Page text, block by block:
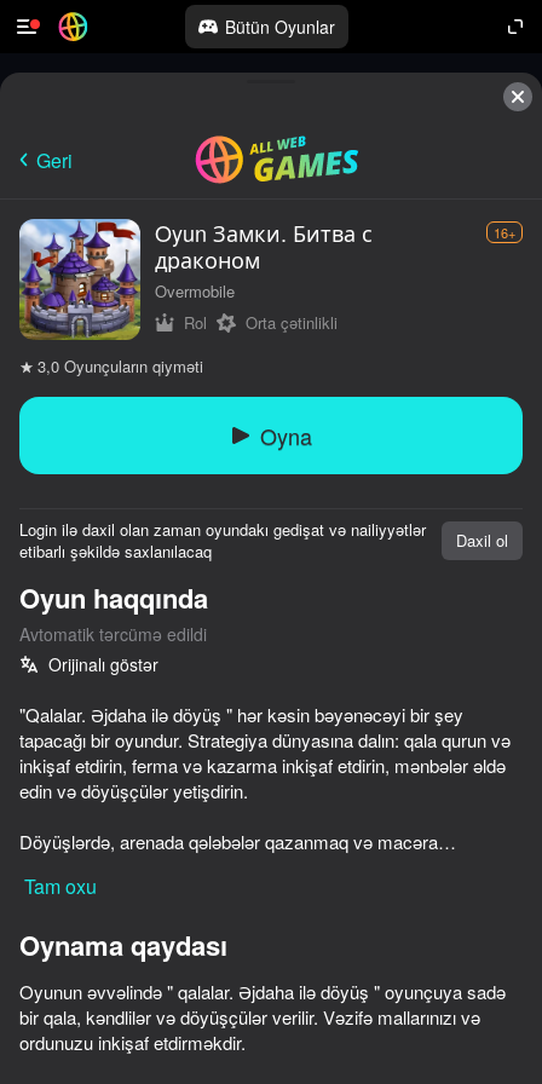
Bütün Oyunlar
Traffic Gap: Merge Rush
70
Geri
Oyun Замки. Битва с
драконом
16+
Overmobile
Rol
Orta çətinlikli
3,0 Oyunçuların qiyməti
Oyna
Login ilə daxil olan zaman oyundakı gedişat və nailiyyətlər
etibarlı şəkildə saxlanılacaq
Daxil ol
Oyun haqqında
Avtomatik tərcümə edildi
Orijinalı göstər
"Qalalar. Əjdaha ilə döyüş " hər kəsin bəyənəcəyi bir şey
tapacağı bir oyundur. Strategiya dünyasına dalın: qala qurun və
inkişaf etdirin, ferma və kazarma inkişaf etdirin, mənbələr əldə
edin və döyüşçülər yetişdirin.
Döyüşlərdə, arenada qələbələr qazanmaq və macəra
üçün dəyərli mükafatlar alacaqsınız.
Oyunda sizi gündəlik və klan tapşırıqları, həmçinin kuboklar və
nailiyyətlər gözləyir ki, bu da yalnız bonuslar gətirmir, həm də
profilinizi bəzəyir, digər oyunçulara uğurunuzu göstərir.
"Ardıcıl üç" formatını sevirsinizsə, sənətkarlığınızı göstərə və
Tam oxu
Oynama qaydası
Oyunun əvvəlində " qalalar. Əjdaha ilə döyüş " oyunçuya sadə
bir qala, kəndlilər və döyüşçülər verilir. Vəzifə mallarınızı və
ordunuzu inkişaf etdirməkdir.